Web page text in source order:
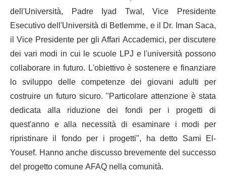
dell'Università, Padre Iyad Twal, Vice Presidente
Esecutivo dell'Università di Betlemme, e il Dr. Iman Saca,
il Vice Presidente per gli Affari Accademici, per discutere
dei vari modi in cui le scuole LPJ e l'università possono
collaborare in futuro. L'obiettivo è sostenere e finanziare
lo sviluppo delle competenze dei giovani adulti per
costruire un futuro sicuro. "Particolare attenzione è stata
dedicata alla riduzione dei fondi per i progetti di
quest'anno e alla necessità di esaminare i modi per
ripristinare il fondo per i progetti", ha detto Sami El-
Yousef. Hanno anche discusso brevemente del successo
del progetto comune AFAQ nella comunità.